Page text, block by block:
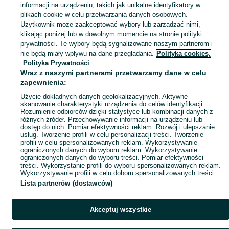
KATEGORIA
Skorzystaj z największego serwisu ogłoszeniowego - Nowa Wieś i okolice! Kupuj to, czego pragniesz i sprzedawaj to, czego już nie potrzebujesz! Zobacz
Mapa kategorii
Mapa miejscowości
Mapa ministron
Popularne wyszukiwania
informacji na urządzeniu, takich jak unikalne identyfikatory w
plikach cookie w celu przetwarzania danych osobowych.
Użytkownik może zaakceptować wybory lub zarządzać nimi,
klikając poniżej lub w dowolnym momencie na stronie polityki
prywatności. Te wybory będą sygnalizowane naszym partnerom i
nie będą miały wpływu na dane przeglądania. Polityka cookies,
Polityka Prywatności
Wraz z naszymi partnerami przetwarzamy dane w celu
zapewnienia:
Użycie dokładnych danych geolokalizacyjnych. Aktywne
skanowanie charakterystyki urządzenia do celów identyfikacji.
Rozumienie odbiorców dzięki statystyce lub kombinacji danych z
różnych źródeł. Przechowywanie informacji na urządzeniu lub
dostęp do nich. Pomiar efektywności reklam. Rozwój i ulepszanie
usług. Tworzenie profili w celu personalizacji treści. Tworzenie
profili w celu spersonalizowanych reklam. Wykorzystywanie
ograniczonych danych do wyboru reklam. Wykorzystywanie
ograniczonych danych do wyboru treści. Pomiar efektywności
treści. Wykorzystanie profili do wyboru spersonalizowanych reklam.
Wykorzystywanie profili w celu doboru spersonalizowanych treści.
Lista partnerów (dostawców)
Akceptuj wszystkie